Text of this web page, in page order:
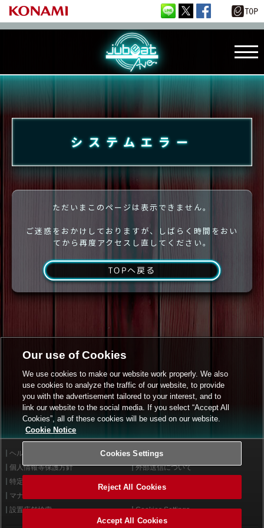
システムエラー
ただいまこのページは表示できません。
ご迷惑をおかけしておりますが、しばらく時間をおい
てから再度アクセスし直してください。
TOPへ戻る
ヘルプ
利用規約
個人情報等保護方針
外部送信について
特定商取引法に基づく表示
マナー＆ルール
設置店舗検索
Cookies Settings
Our use of Cookies
We use cookies to make our website work properly. We also
use cookies to analyze the traffic of our website, to provide
you with the advertisement tailored to your interest, and to
link our website to the social media. If you select “Accept All
Cookies”, all of these cookies will be used on our website.
Cookie Notice
Cookies Settings
Reject All Cookies
Accept All Cookies